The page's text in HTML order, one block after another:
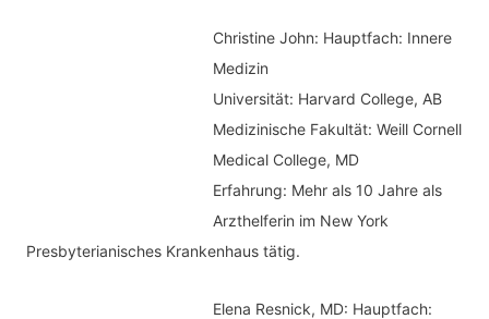
Christine John: Hauptfach: Innere
Medizin
Universität: Harvard College, AB
Medizinische Fakultät: Weill Cornell
Medical College, MD
Erfahrung: Mehr als 10 Jahre als
Arzthelferin im New York
Presbyterianisches Krankenhaus tätig.
Elena Resnick, MD: Hauptfach: